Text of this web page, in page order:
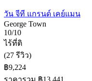
วัน จีที แกรนด์ เคย์แมน
George Town
10/10
ไร้ที่ติ
(27 รีวิว)
฿9,224
ราคารวม ฿13,441